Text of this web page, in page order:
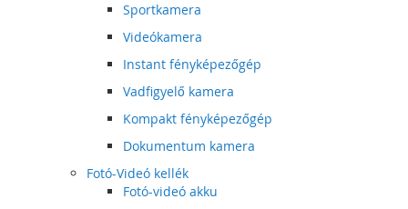
Sportkamera
Videókamera
Instant fényképezőgép
Vadfigyelő kamera
Kompakt fényképezőgép
Dokumentum kamera
Fotó-Videó kellék
Fotó-videó akku